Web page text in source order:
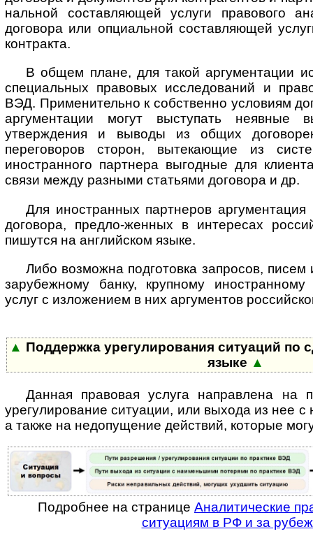
наль­ной составляющей услуги правового
договора или опциальной со­став­ля­ю­щей
контракта.
В общем плане, для такой аргументации
специальных правовых исследований и
ВЭД. Применительно к собственно условиям
аргументации могут выступать неявные
утверждения и выводы из общих
переговоров сторон, вытекающие из
иностранного партнера выгодные для
связи между разными статьями договора и др.
Для иностранных партнеров
договора, предло-женных в интересах
пишутся на английском языке.
Либо возможна подготовка запросов, писем
зарубежному банку, крупному
услуг с изложением в них аргументов
▲ Поддержка урегулирования ситуаций по
языке ▲
Данная правовая услуга направлена на
урегулирование ситуации, или выхода из нее
а также на недопущение действий, которые
Подробнее на странице Аналитические
ситуациям в РФ и за